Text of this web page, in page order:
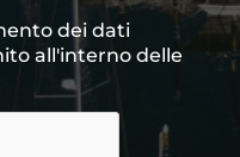
dei dati
all'interno delle